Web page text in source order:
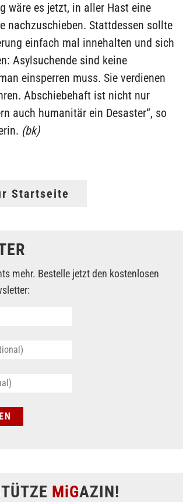
wäre es jetzt, in aller Hast eine
nachzuschieben. Stattdessen sollte
einfach mal innehalten und sich
Asylsuchende sind keine
einsperren muss. Sie verdienen
Abschiebehaft ist nicht nur
auch humanitär ein Desaster“, so
(bk)
Startseite
mehr. Bestelle jetzt den kostenlosen
MiGAZIN!